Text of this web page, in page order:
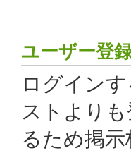
ユーザー登
ログイン
ストより
るため掲